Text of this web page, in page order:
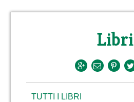
Libri
TUTTI I LIBRI